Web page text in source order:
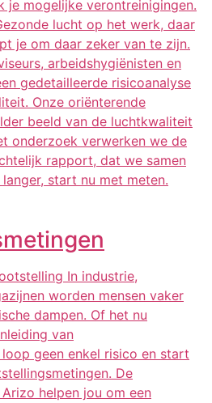
je mogelijke verontreinigingen.
lucht op het werk, daar
je om daar zeker van te zijn.
arbeidshygiënisten en
gedetailleerde risicoanalyse
Onze oriënterende
beeld van de luchtkwaliteit
onderzoek verwerken we de
rapport, dat we samen
start nu met meten.
In industrie,
worden mensen vaker
dampen. Of het nu
van
geen enkel risico en start
De
helpen jou om een